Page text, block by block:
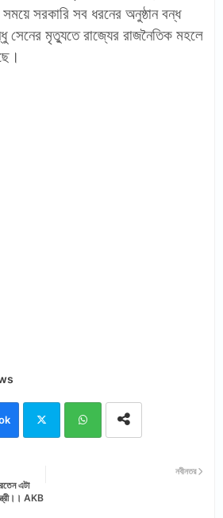
সরকারি সব ধরনের অনুষ্ঠান বন্ধ
সেনের মৃত্যুতে রাজ্যের রাজনৈতিক মহলে
নবীনতর
এটা
AKB